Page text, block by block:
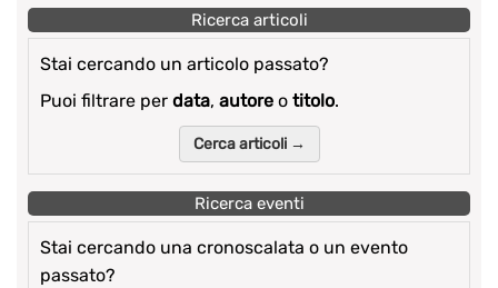
Ricerca articoli
Stai cercando un articolo passato?
Puoi filtrare per data, autore o titolo.
Cerca articoli →
Ricerca eventi
Stai cercando una cronoscalata o un evento
passato?